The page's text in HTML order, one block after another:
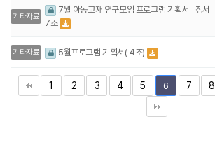
기타자료
7월 아동교재 연구모임 프로그램 기획서 _정서 _
7조
기타자료 5월프로그램 기획서( 4조)
1 2 3 4 5 6 7 8